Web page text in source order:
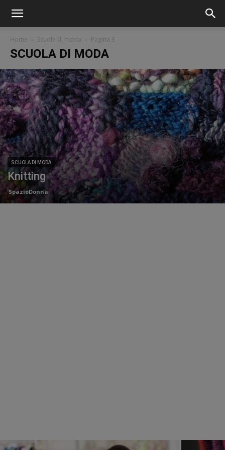
Home Scuola di moda Pagina 3
SCUOLA DI MODA
SCUOLA DI MODA
Knitting
SpazioDonna